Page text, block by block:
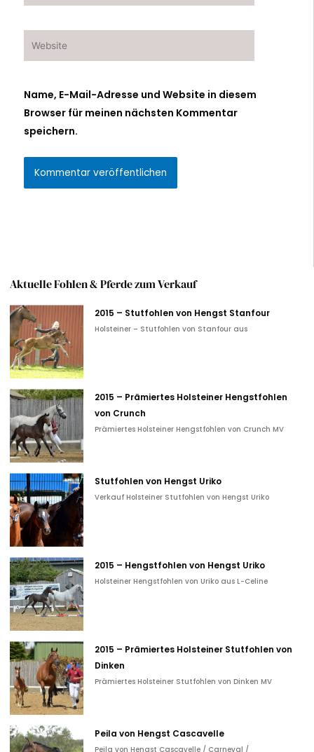
Name, E-Mail-Adresse und Website in diesem
Browser für meinen nächsten Kommentar
speichern.
Aktuelle Fohlen & Pferde zum Verkauf
2015 – Stutfohlen von Hengst Stanfour
Holsteiner – Stutfohlen von Stanfour aus
2015 – Prämiertes Holsteiner Hengstfohlen
von Crunch
Prämiertes Holsteiner Hengstfohlen von Crunch MV
Stutfohlen von Hengst Uriko
Verkauf Holsteiner Stutfohlen von Hengst Uriko
2015 – Hengstfohlen von Hengst Uriko
Holsteiner Hengstfohlen von Uriko aus L-Celine
2015 – Prämiertes Holsteiner Stutfohlen von
Dinken
Prämiertes Holsteiner Stutfohlen von Dinken MV
Peila von Hengst Cascavelle
Peila von Hengst Cascavelle / Carneval /